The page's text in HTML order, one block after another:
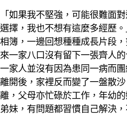
「如果我不堅強，可能很難面
選擇，我也不想有這麼多經歷
相簿，一邊回想種種成長片段
來一家八口沒有留下一張齊人
一家人並沒有因為患同一病而
離開後，家裡反而變了一盤散
離，父母亦忙碌於工作，年幼
弟妹，有問題都習慣自己解決，